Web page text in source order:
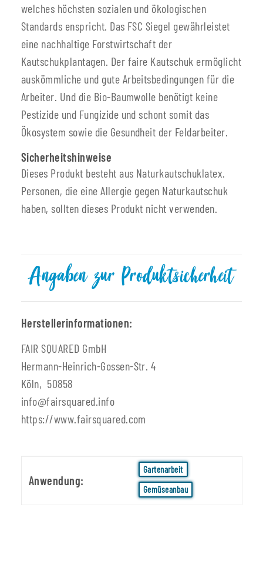
welches höchsten sozialen und ökologischen
Standards enspricht. Das FSC Siegel gewährleistet
eine nachhaltige Forstwirtschaft der
Kautschukplantagen. Der faire Kautschuk ermöglicht
auskömmliche und gute Arbeitsbedingungen für die
Arbeiter. Und die Bio-Baumwolle benötigt keine
Pestizide und Fungizide und schont somit das
Ökosystem sowie die Gesundheit der Feldarbeiter.
Sicherheitshinweise
Dieses Produkt besteht aus Naturkautschuklatex.
Personen, die eine Allergie gegen Naturkautschuk
haben, sollten dieses Produkt nicht verwenden.
Angaben zur Produktsicherheit
Herstellerinformationen:
FAIR SQUARED GmbH
Hermann-Heinrich-Gossen-Str. 4
Köln, 50858
info@fairsquared.info
https://www.fairsquared.com
Anwendung:
Gartenarbeit
Gemüseanbau